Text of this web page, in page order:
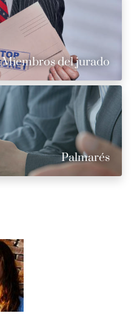
Miembros del jurado
Palmarés